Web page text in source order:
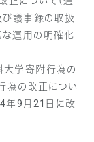
び議事録の取扱
な運用の明確化
学寄附行為の
為の改正につい
年9月21日に改